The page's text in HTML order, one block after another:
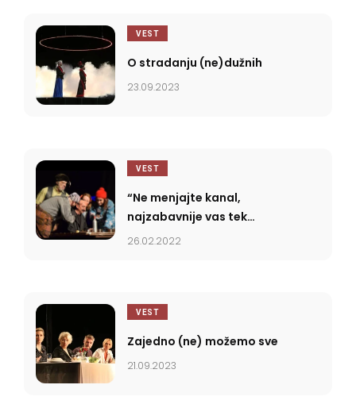
VEST
O stradanju (ne)dužnih
23.09.2023
VEST
“Ne menjajte kanal,
najzabavnije vas tek
očekuje”
26.02.2022
VEST
Zajedno (ne) možemo sve
21.09.2023